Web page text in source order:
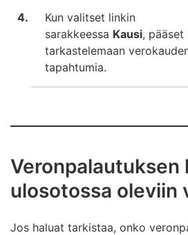
Kun valitset linkin
sarakkeessa Kausi, pääset
tarkastelemaan
tapahtumia.
Veronpalautuksen
ulosotossa oleviin
Jos haluat tarkistaa, onko